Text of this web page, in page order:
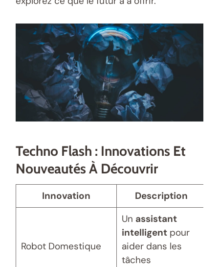
Techno Flash : Innovations Et
Nouveautés À Découvrir
Innovation Description
Robot Domestique
Un assistant
intelligentpour
aider dans les
tâches